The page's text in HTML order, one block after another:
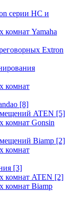
серии HC и
комнат Yamaha
Extron
комнат
[8]
ATEN [5]
комнат Gonsin
Biamp [2]
комнат
[3]
комнат ATEN [2]
комнат Biamp